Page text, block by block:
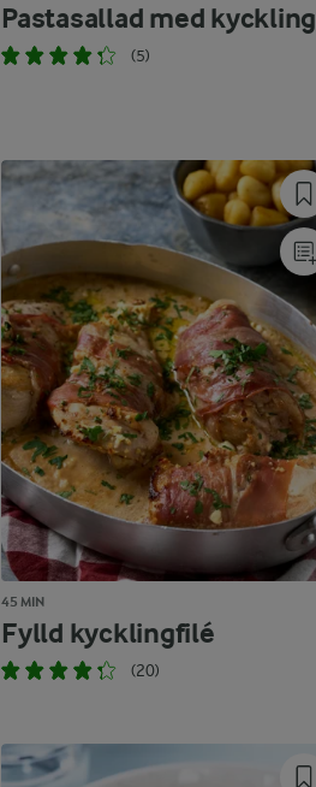
Pastasallad med kyckling
(5)
45 MIN
Fylld kycklingfilé
(20)